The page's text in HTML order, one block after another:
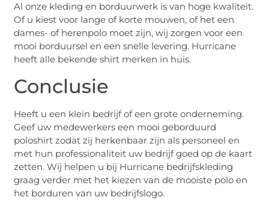
Al onze kleding en borduurwerk is van hoge kwaliteit.
Of u kiest voor lange of korte mouwen, of het een
dames- of herenpolo moet zijn, wij zorgen voor een
mooi borduursel en een snelle levering. Hurricane
heeft alle bekende shirt merken in huis.
Conclusie
Heeft u een klein bedrijf of een grote onderneming.
Geef uw medewerkers een mooi geborduurd
poloshirt zodat zij herkenbaar zijn als personeel en
met hun professionaliteit uw bedrijf goed op de kaart
zetten. Wij helpen u bij Hurricane bedrijfskleding
graag verder met het kiezen van de mooiste polo en
het borduren van uw bedrijfslogo.